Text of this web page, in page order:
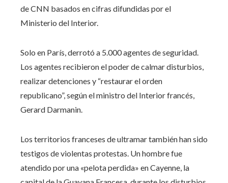
de CNN basados ​​en cifras difundidas por el
Ministerio del Interior.
Solo en París, derrotó a 5.000 agentes de seguridad.
Los agentes recibieron el poder de calmar disturbios,
realizar detenciones y “restaurar el orden
republicano”, según el ministro del Interior francés,
Gerard Darmanin.
Los territorios franceses de ultramar también han sido
testigos de violentas protestas. Un hombre fue
atendido por una «pelota perdida» en Cayenne, la